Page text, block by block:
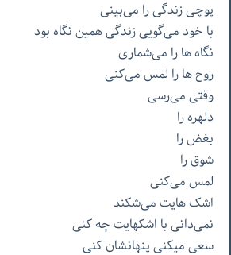
پوچیزندگیرا می‌بینی
با خودمی‌گوییزندگیهمیننگاهبود
نگاههارا می‌شماری
روحهارا لمسمی‌کنی
وقتیمی‌رسی
دلهرهرا
بغضرا
شوقرا
لمسمی‌کنی
اشکهایتمی‌شکند
نمی‌دانیبا اشکهایتچهکنی
سعیمیکنیپنهانشانکنی